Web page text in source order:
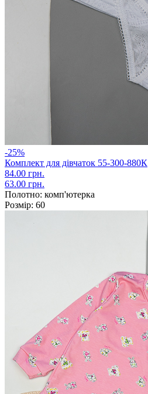
-25%
Комплект для дівчаток 55-300-880К
84.00 грн.
63.00 грн.
Полотно: комп'ютерка
Розмір: 60